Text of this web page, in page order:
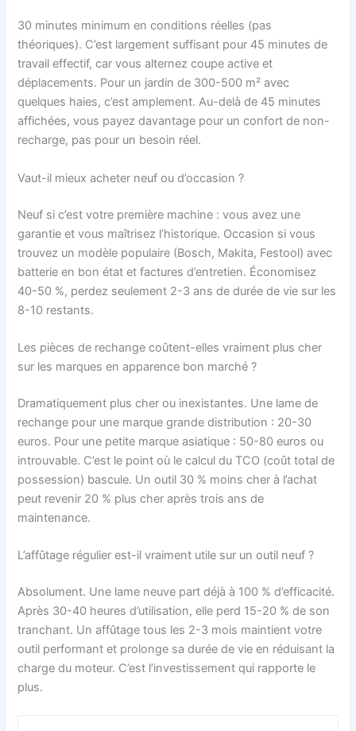
30 minutes minimum en conditions réelles (pas
théoriques). C’est largement suffisant pour 45 minutes de
travail effectif, car vous alternez coupe active et
déplacements. Pour un jardin de 300-500 m² avec
quelques haies, c’est amplement. Au-delà de 45 minutes
affichées, vous payez davantage pour un confort de non-
recharge, pas pour un besoin réel.
Vaut-il mieux acheter neuf ou d’occasion ?
Neuf si c’est votre première machine : vous avez une
garantie et vous maîtrisez l’historique. Occasion si vous
trouvez un modèle populaire (Bosch, Makita, Festool) avec
batterie en bon état et factures d’entretien. Économisez
40-50 %, perdez seulement 2-3 ans de durée de vie sur les
8-10 restants.
Les pièces de rechange coûtent-elles vraiment plus cher
sur les marques en apparence bon marché ?
Dramatiquement plus cher ou inexistantes. Une lame de
rechange pour une marque grande distribution : 20-30
euros. Pour une petite marque asiatique : 50-80 euros ou
introuvable. C’est le point où le calcul du TCO (coût total de
possession) bascule. Un outil 30 % moins cher à l’achat
peut revenir 20 % plus cher après trois ans de
maintenance.
L’affûtage régulier est-il vraiment utile sur un outil neuf ?
Absolument. Une lame neuve part déjà à 100 % d’efficacité.
Après 30-40 heures d’utilisation, elle perd 15-20 % de son
tranchant. Un affûtage tous les 2-3 mois maintient votre
outil performant et prolonge sa durée de vie en réduisant la
charge du moteur. C’est l’investissement qui rapporte le
plus.